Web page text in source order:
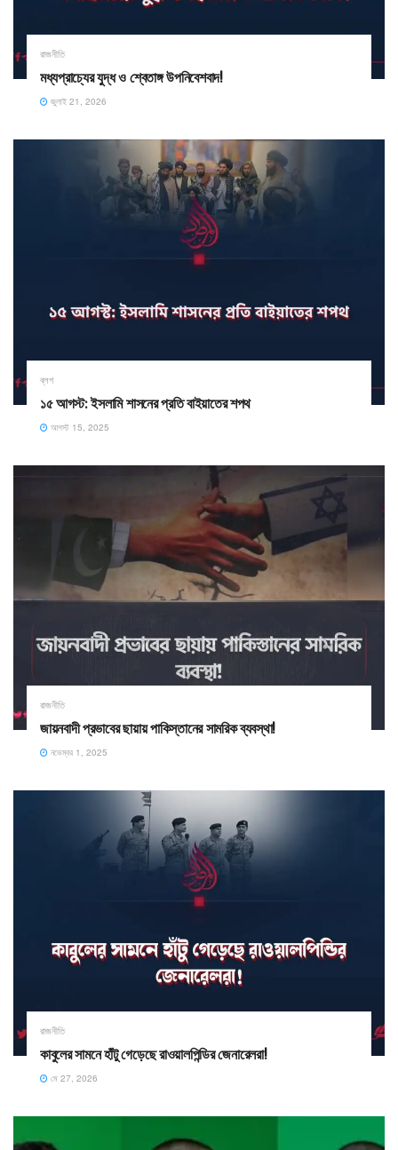
রাজনীতি
মধ্যপ্রাচ্যের যুদ্ধ ও শ্বেতাঙ্গ উপনিবেশবাদ!
জুলাই 21, 2026
ব্লগ
১৫ আগস্ট: ইসলামি শাসনের প্রতি বাইয়াতের শপথ
আগস্ট 15, 2025
রাজনীতি
জায়নবাদী প্রভাবের ছায়ায় পাকিস্তানের সামরিক ব্যবস্থা!
নভেম্বর 1, 2025
রাজনীতি
কাবুলের সামনে হাঁটু গেড়েছে রাওয়ালপিন্ডির জেনারেলরা!
মে 27, 2026